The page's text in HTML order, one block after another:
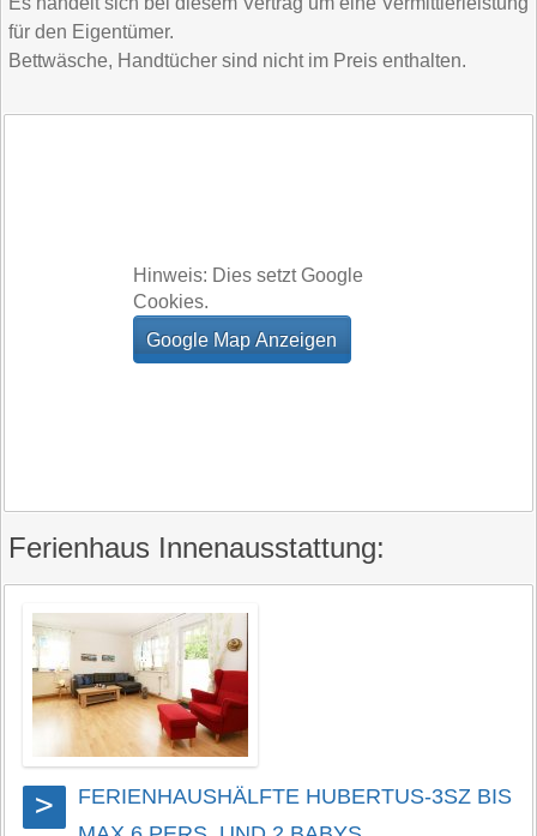
für den Eigentümer.
Bettwäsche, Handtücher sind nicht im Preis enthalten.
Hinweis: Dies setzt Google
Cookies.
Ferienhaus Innenausstattung:
>
FERIENHAUSHÄLFTE HUBERTUS-3SZ BIS